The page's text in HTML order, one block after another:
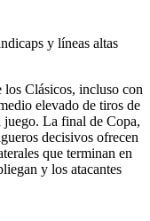
y líneas altas
Clásicos, incluso con
elevado de tiros de
juego. La final de Copa,
decisivos ofrecen
que terminan en
y los atacantes